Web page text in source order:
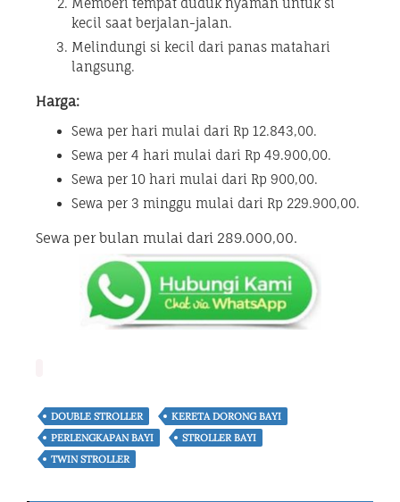
Memberi tempat duduk nyaman untuk si
kecil saat berjalan-jalan.
Melindungi si kecil dari panas matahari
langsung.
Harga:
Sewa per hari mulai dari Rp 12.843,00.
Sewa per 4 hari mulai dari Rp 49.900,00.
Sewa per 10 hari mulai dari Rp 900,00.
Sewa per 3 minggu mulai dari Rp 229.900,00.
Sewa per bulan mulai dari 289.000,00.
DOUBLE STROLLER
KERETA DORONG BAYI
PERLENGKAPAN BAYI
STROLLER BAYI
TWIN STROLLER